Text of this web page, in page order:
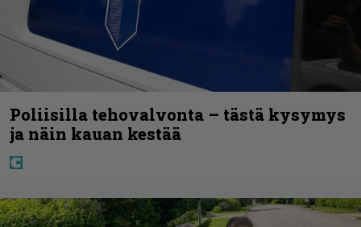
Poliisilla tehovalvonta – tästä kysymys
ja näin kauan kestää